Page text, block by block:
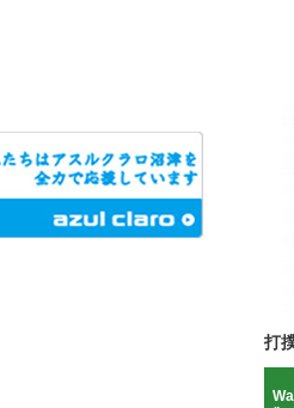
打